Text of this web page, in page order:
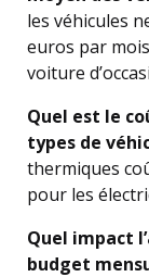
les véhicules
euros par
voiture
Quel est le
types de
thermiques
pour les
Quel impact
budget